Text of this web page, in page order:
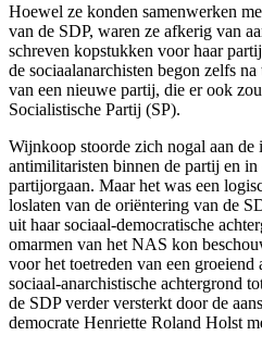
Hoewel ze konden samenwerken
van de SDP, waren ze afkerig van
schreven kopstukken voor haar
de sociaalanarchisten begon zelfs
van een nieuwe partij, die er ook
Socialistische Partij (SP).
Wijnkoop stoorde zich nogal aan de
antimilitaristen binnen de partij en
partijorgaan. Maar het was een
loslaten van de oriëntering van de
uit haar sociaal-democratische
omarmen van het NAS kon
voor het toetreden van een
sociaal-anarchistische achtergrond
de SDP verder versterkt door de
democrate Henriette Roland Holst